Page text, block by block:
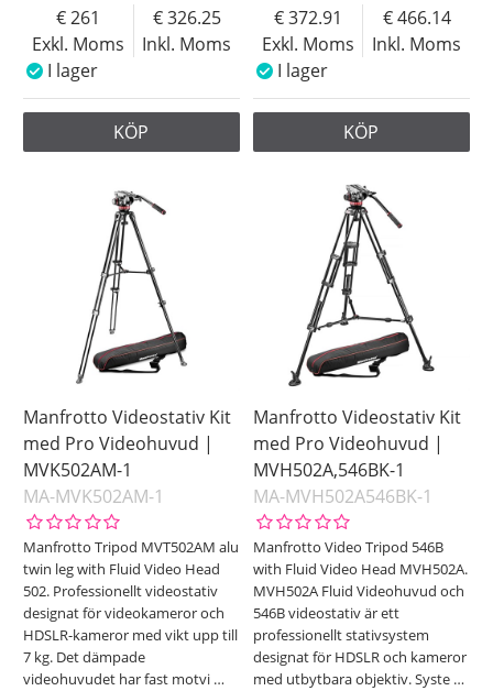
Exkl. Moms
261
Inkl. Moms
326.25
I lager
KÖP
Exkl. Moms
372.91
Inkl. Moms
466.14
I lager
KÖP
Manfrotto Videostativ Kit
med Pro Videohuvud |
MVK502AM-1
MA-MVK502AM-1
Manfrotto Tripod MVT502AM alu
twin leg with Fluid Video Head
502. Professionellt videostativ
designat för videokameror och
HDSLR-kameror med vikt upp till
7 kg. Det dämpade
videohuvudet har fast motvi …
Manfrotto Videostativ Kit
med Pro Videohuvud |
MVH502A,546BK-1
MA-MVH502A546BK-1
Manfrotto Video Tripod 546B
with Fluid Video Head MVH502A.
MVH502A Fluid Videohuvud och
546B videostativ är ett
professionellt stativsystem
designat för HDSLR och kameror
med utbytbara objektiv. Syste …